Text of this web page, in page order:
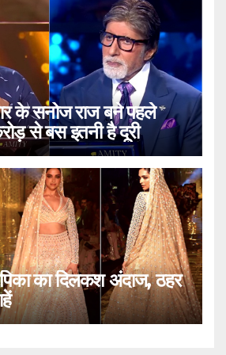
के सनोज राज बने पहले
से बस इतनी है दूरी
का दिलकश अंदाज, ठहर